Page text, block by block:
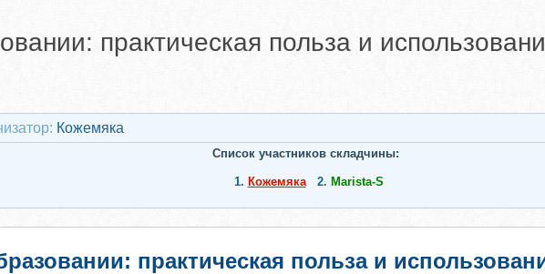
практическая польза и
Кожемяка
Список участников складчины:
1. Кожемяка 2. Marista-S
практическая польза и